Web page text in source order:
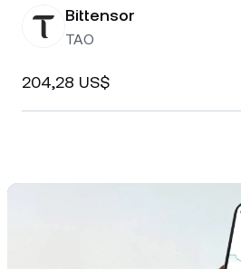
Bittensor
TAO
204,28 US$